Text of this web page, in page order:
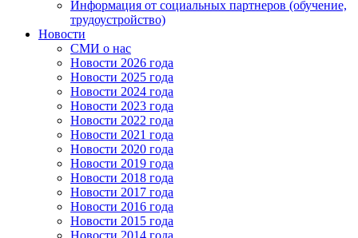
Информация от социальных партнеров (обучение,
трудоустройство)
Новости
СМИ о нас
Новости 2026 года
Новости 2025 года
Новости 2024 года
Новости 2023 года
Новости 2022 года
Новости 2021 года
Новости 2020 года
Новости 2019 года
Новости 2018 года
Новости 2017 года
Новости 2016 года
Новости 2015 года
Новости 2014 года